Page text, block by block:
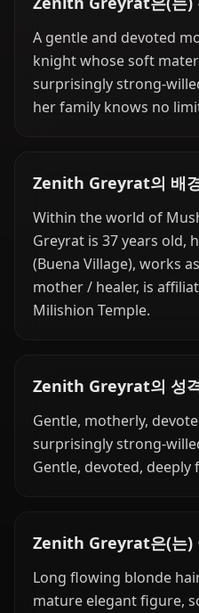
A gentle and devoted
knight whose soft
surprisingly strong-
her family knows no
Zenith Greyrat의 배
Within the world of
Greyrat is 37 years old,
(Buena Village), works
mother / healer, is
Milishion Temple.
Zenith Greyrat의 성
Gentle, motherly,
surprisingly strong-
Gentle, devoted, deeply
Zenith Greyrat은(는)
Long flowing blonde
mature elegant figure,